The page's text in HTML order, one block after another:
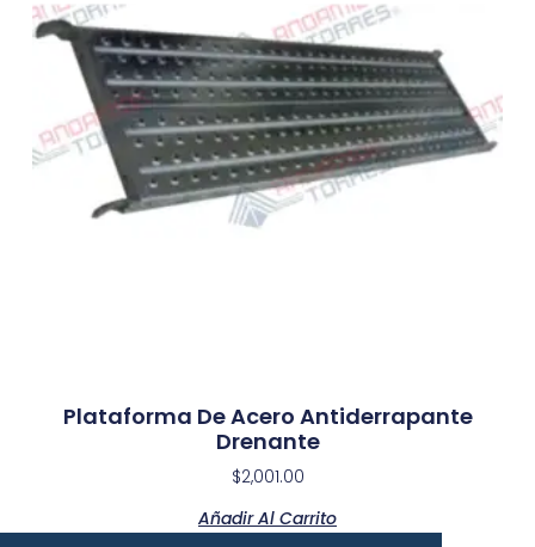
Plataforma De Acero Antiderrapante
Drenante
$2,001.00
Añadir Al Carrito